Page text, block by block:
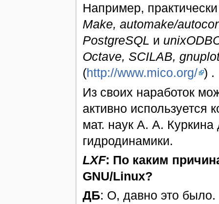
Например,
Make, automake/
PostgreSQL и
Octave, SCILAB,
(http://www.mico.org/ ) .
Из своих наработок
активно используется
мат. наук А. А.
гидродинамики.
LXF: По каким
GNU/Linux?
ДБ: О, давно это было.